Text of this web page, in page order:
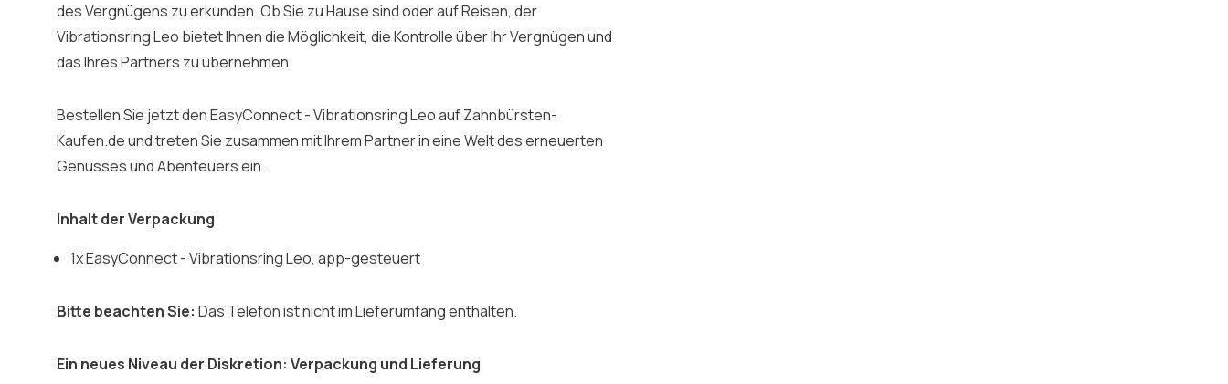
des Vergnügens zu erkunden. Ob Sie zu Hause sind oder auf Reisen, der
Vibrationsring Leo bietet Ihnen die Möglichkeit, die Kontrolle über Ihr Vergnügen und
das Ihres Partners zu übernehmen.
Bestellen Sie jetzt den EasyConnect - Vibrationsring Leo auf Zahnbürsten-
Kaufen.de und treten Sie zusammen mit Ihrem Partner in eine Welt des erneuerten
Genusses und Abenteuers ein.
Inhalt der Verpackung
1x EasyConnect - Vibrationsring Leo, app-gesteuert
Bitte beachten Sie: Das Telefon ist nicht im Lieferumfang enthalten.
Ein neues Niveau der Diskretion: Verpackung und Lieferung